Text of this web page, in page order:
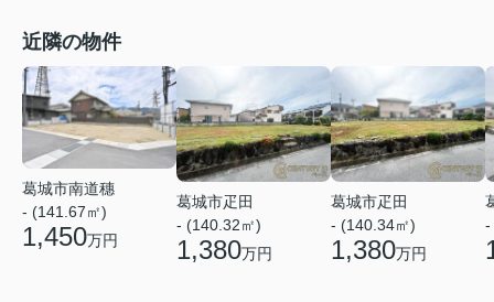
近隣の物件
葛城市南道穗
- (141.67㎡)
1,450万円
葛城市疋田
- (140.32㎡)
1,380万円
葛城市疋田
- (140.34㎡)
1,380万円
-